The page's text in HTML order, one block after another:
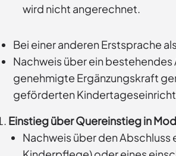
wird nicht angerechnet.
Bei einer anderen Erstsprache
Nachweis über ein
genehmigte Ergänzungskraft
geförderten
Einstieg über Quereinstieg in
Nachweis über den